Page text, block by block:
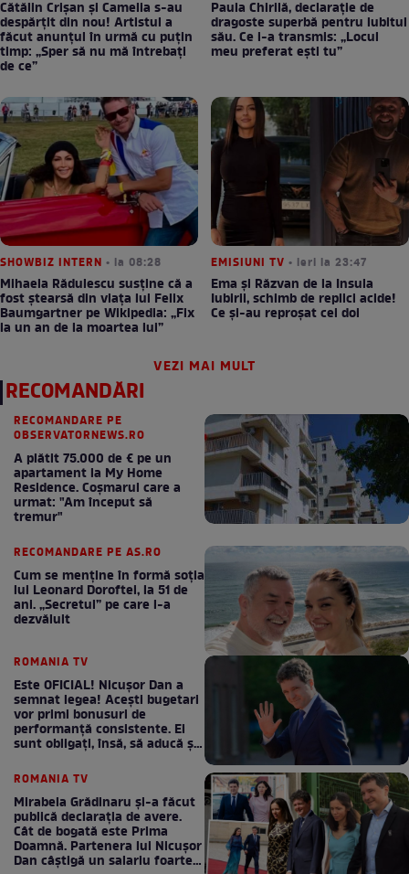
Cătălin Crișan și Camelia s-au
despărțit din nou! Artistul a
făcut anunțul în urmă cu puțin
timp: „Sper să nu mă întrebați
de ce”
Paula Chirilă, declarație de
dragoste superbă pentru iubitul
său. Ce i-a transmis: „Locul
meu preferat ești tu”
SHOWBIZ INTERN • la 08:28
Mihaela Rădulescu susține că a
fost ștearsă din viața lui Felix
Baumgartner pe Wikipedia: „Fix
la un an de la moartea lui”
EMISIUNI TV • ieri la 23:47
Ema și Răzvan de la Insula
Iubirii, schimb de replici acide!
Ce și-au reproșat cei doi
VEZI MAI MULT
RECOMANDĂRI
RECOMANDARE PE
OBSERVATORNEWS.RO
A plătit 75.000 de € pe un
apartament la My Home
Residence. Coşmarul care a
urmat: "Am început să
tremur"
RECOMANDARE PE AS.RO
Cum se menţine în formă soţia
lui Leonard Doroftei, la 51 de
ani. „Secretul” pe care l-a
dezvăluit
ROMANIA TV
Este OFICIAL! Nicușor Dan a
semnat legea! Acești bugetari
vor primi bonusuri de
performanță consistente. Ei
sunt obligați, însă, să aducă și
ROMANIA TV
Mirabela Grădinaru și-a făcut
publică declarația de avere.
Cât de bogată este Prima
Doamnă. Partenera lui Nicușor
Dan câștigă un salariu foarte